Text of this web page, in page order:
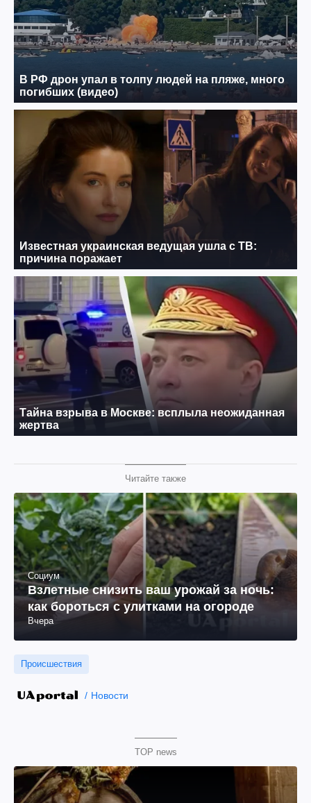
Читайте также
Социум
Взлетные снизить ваш урожай за ночь:
как бороться с улитками на огороде
Вчера
Происшествия
Новости
TOP news